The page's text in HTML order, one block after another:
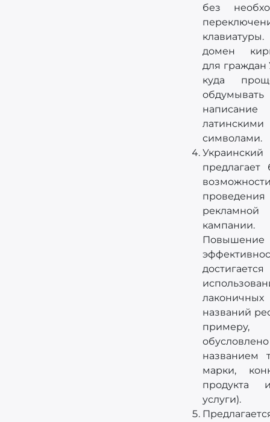
без
домен
для
куда
обдумывать
написание
латинскими
символами.
предлагает
проведения
рекламной
кампании.
Повышение
лаконичных
названий
обусловлено
названием
марки,
продукта
услуги).